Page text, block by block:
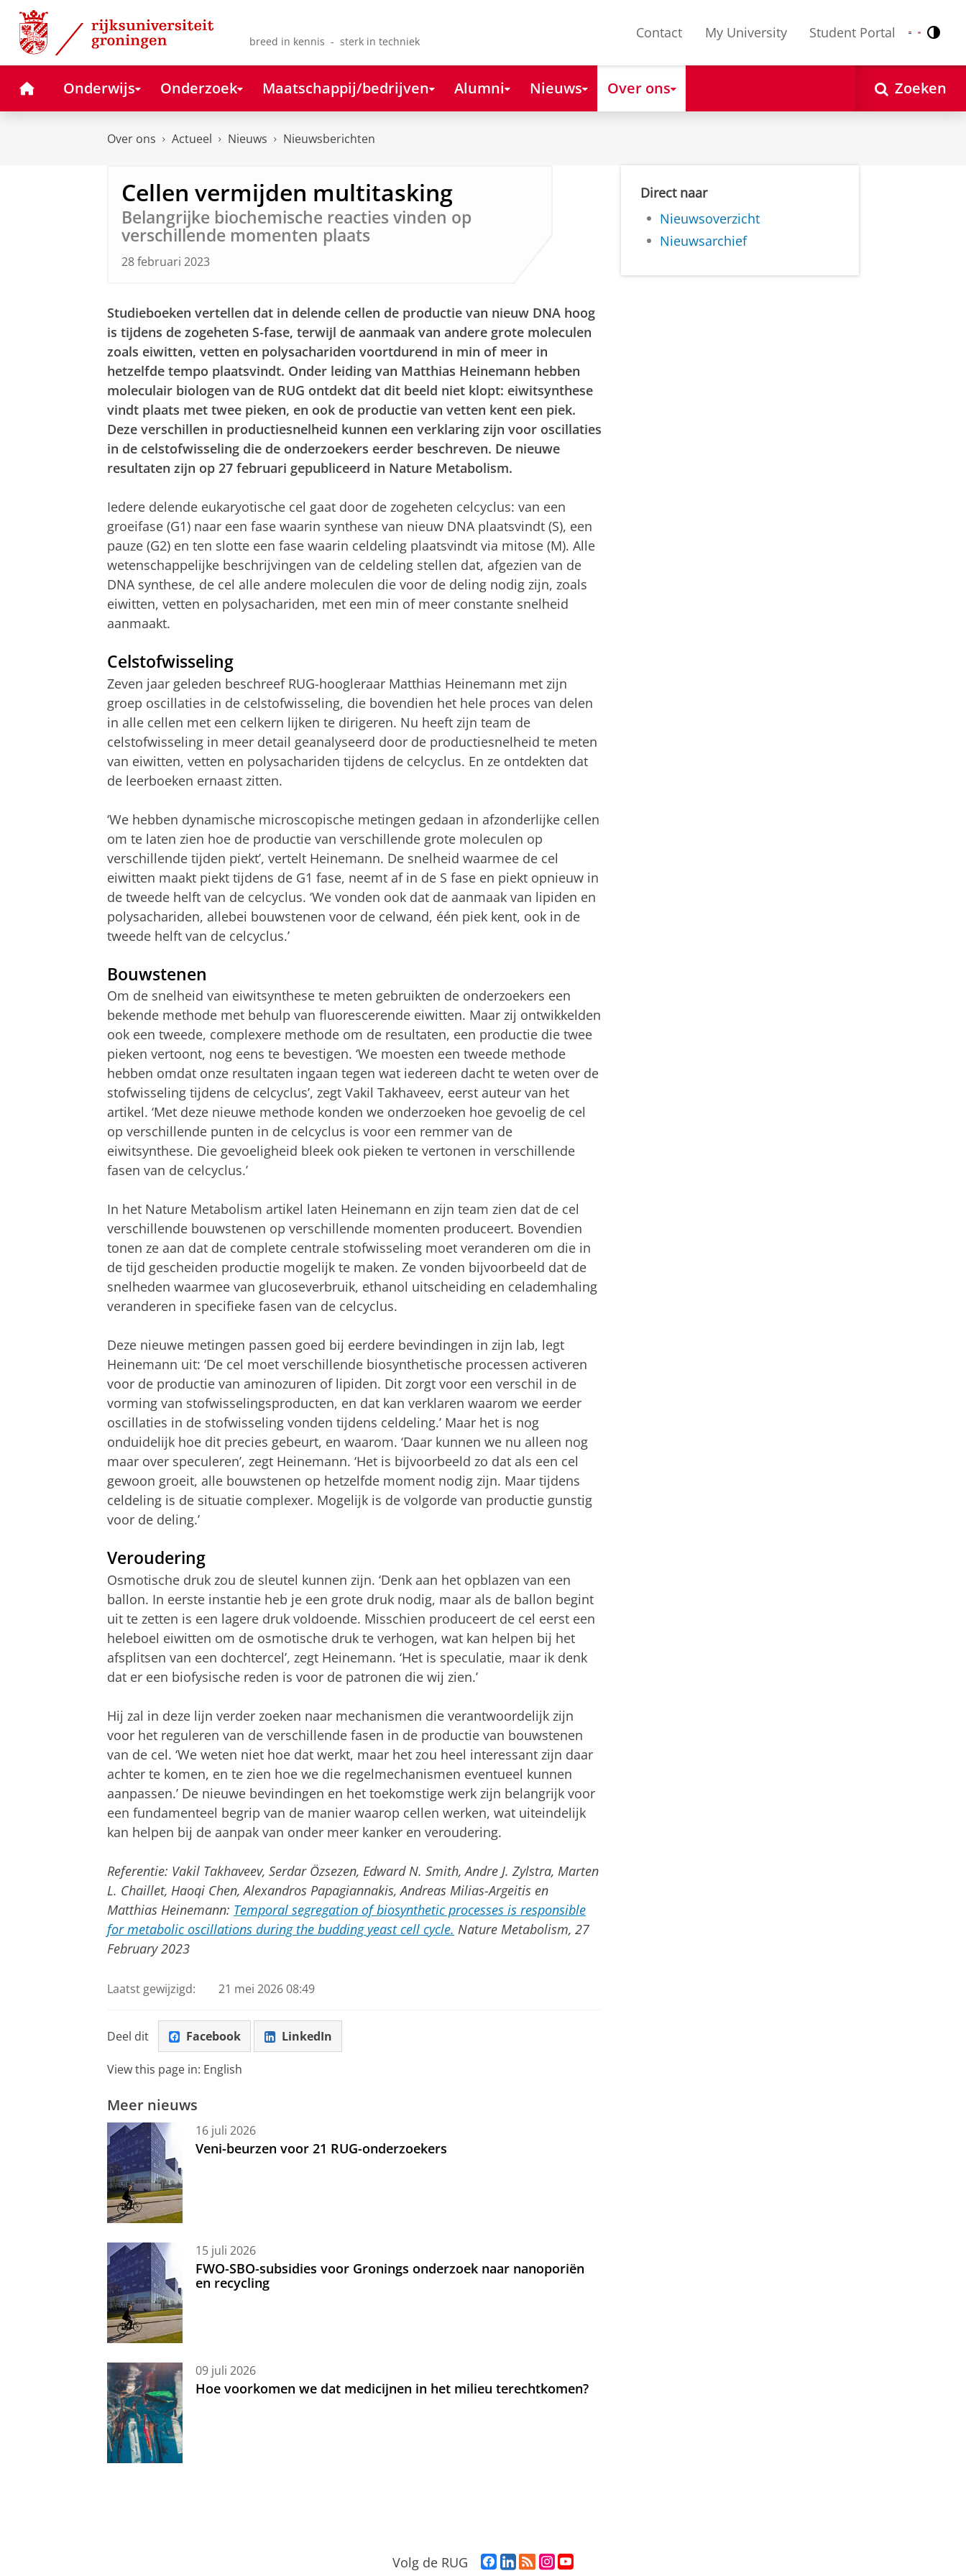
Skip
Content
Skip
Navigation
breed in kennis - sterk in techniek
Contact My University Student Portal Nederlands
English
HomeOnderwijs Onderzoek Maatschappij/bedrijven Alumni Nieuws Over ons Zoeken
Over ons Actueel Nieuws Nieuwsberichten
Cellen vermijden multitasking
Belangrijke biochemische reacties vinden op
verschillende momenten plaats
28 februari 2023
Studieboeken vertellen dat in delende cellen de productie van nieuw DNA hoog
is tijdens de zogeheten S-fase, terwijl de aanmaak van andere grote moleculen
zoals eiwitten, vetten en polysachariden voortdurend in min of meer in
hetzelfde tempo plaatsvindt. Onder leiding van Matthias Heinemann hebben
moleculair biologen van de RUG ontdekt dat dit beeld niet klopt: eiwitsynthese
vindt plaats met twee pieken, en ook de productie van vetten kent een piek.
Deze verschillen in productiesnelheid kunnen een verklaring zijn voor oscillaties
in de celstofwisseling die de onderzoekers eerder beschreven. De nieuwe
resultaten zijn op 27 februari gepubliceerd in Nature Metabolism.
Iedere delende eukaryotische cel gaat door de zogeheten celcyclus: van een
groeifase (G1) naar een fase waarin synthese van nieuw DNA plaatsvindt (S), een
pauze (G2) en ten slotte een fase waarin celdeling plaatsvindt via mitose (M). Alle
wetenschappelijke beschrijvingen van de celdeling stellen dat, afgezien van de
DNA synthese, de cel alle andere moleculen die voor de deling nodig zijn, zoals
eiwitten, vetten en polysachariden, met een min of meer constante snelheid
aanmaakt.
Celstofwisseling
Zeven jaar geleden beschreef RUG-hoogleraar Matthias Heinemann met zijn
groep oscillaties in de celstofwisseling, die bovendien het hele proces van delen
in alle cellen met een celkern lijken te dirigeren. Nu heeft zijn team de
celstofwisseling in meer detail geanalyseerd door de productiesnelheid te meten
van eiwitten, vetten en polysachariden tijdens de celcyclus. En ze ontdekten dat
de leerboeken ernaast zitten.
‘We hebben dynamische microscopische metingen gedaan in afzonderlijke cellen
om te laten zien hoe de productie van verschillende grote moleculen op
verschillende tijden piekt’, vertelt Heinemann. De snelheid waarmee de cel
eiwitten maakt piekt tijdens de G1 fase, neemt af in de S fase en piekt opnieuw in
de tweede helft van de celcyclus. ‘We vonden ook dat de aanmaak van lipiden en
polysachariden, allebei bouwstenen voor de celwand, één piek kent, ook in de
tweede helft van de celcyclus.’
Bouwstenen
Om de snelheid van eiwitsynthese te meten gebruikten de onderzoekers een
bekende methode met behulp van fluorescerende eiwitten. Maar zij ontwikkelden
ook een tweede, complexere methode om de resultaten, een productie die twee
pieken vertoont, nog eens te bevestigen. ‘We moesten een tweede methode
hebben omdat onze resultaten ingaan tegen wat iedereen dacht te weten over de
stofwisseling tijdens de celcyclus’, zegt Vakil Takhaveev, eerst auteur van het
artikel. ‘Met deze nieuwe methode konden we onderzoeken hoe gevoelig de cel
op verschillende punten in de celcyclus is voor een remmer van de
eiwitsynthese. Die gevoeligheid bleek ook pieken te vertonen in verschillende
fasen van de celcyclus.’
In het Nature Metabolism artikel laten Heinemann en zijn team zien dat de cel
verschillende bouwstenen op verschillende momenten produceert. Bovendien
tonen ze aan dat de complete centrale stofwisseling moet veranderen om die in
de tijd gescheiden productie mogelijk te maken. Ze vonden bijvoorbeeld dat de
snelheden waarmee van glucoseverbruik, ethanol uitscheiding en celademhaling
veranderen in specifieke fasen van de celcyclus.
Deze nieuwe metingen passen goed bij eerdere bevindingen in zijn lab, legt
Heinemann uit: ‘De cel moet verschillende biosynthetische processen activeren
voor de productie van aminozuren of lipiden. Dit zorgt voor een verschil in de
vorming van stofwisselingsproducten, en dat kan verklaren waarom we eerder
oscillaties in de stofwisseling vonden tijdens celdeling.’ Maar het is nog
onduidelijk hoe dit precies gebeurt, en waarom. ‘Daar kunnen we nu alleen nog
maar over speculeren’, zegt Heinemann. ‘Het is bijvoorbeeld zo dat als een cel
gewoon groeit, alle bouwstenen op hetzelfde moment nodig zijn. Maar tijdens
celdeling is de situatie complexer. Mogelijk is de volgorde van productie gunstig
voor de deling.’
Veroudering
Osmotische druk zou de sleutel kunnen zijn. ‘Denk aan het opblazen van een
ballon. In eerste instantie heb je een grote druk nodig, maar als de ballon begint
uit te zetten is een lagere druk voldoende. Misschien produceert de cel eerst een
heleboel eiwitten om de osmotische druk te verhogen, wat kan helpen bij het
afsplitsen van een dochtercel’, zegt Heinemann. ‘Het is speculatie, maar ik denk
dat er een biofysische reden is voor de patronen die wij zien.’
Hij zal in deze lijn verder zoeken naar mechanismen die verantwoordelijk zijn
voor het reguleren van de verschillende fasen in de productie van bouwstenen
van de cel. ‘We weten niet hoe dat werkt, maar het zou heel interessant zijn daar
achter te komen, en te zien hoe we die regelmechanismen eventueel kunnen
aanpassen.’ De nieuwe bevindingen en het toekomstige werk zijn belangrijk voor
een fundamenteel begrip van de manier waarop cellen werken, wat uiteindelijk
kan helpen bij de aanpak van onder meer kanker en veroudering.
Referentie: Vakil Takhaveev, Serdar Özsezen, Edward N. Smith, Andre J. Zylstra, Marten
L. Chaillet, Haoqi Chen, Alexandros Papagiannakis, Andreas Milias-Argeitis en
Matthias Heinemann: Temporal segregation of biosynthetic processes is responsible
for metabolic oscillations during the budding yeast cell cycle. Nature Metabolism, 27
February 2023
Laatst gewijzigd: 21 mei 2026 08:49
Deel dit Facebook LinkedIn
View this page in: English
Meer nieuws
16 juli 2026
Veni-beurzen voor 21 RUG-onderzoekers
15 juli 2026
FWO-SBO-subsidies voor Gronings onderzoek naar nanoporiën
en recycling
09 juli 2026
Hoe voorkomen we dat medicijnen in het milieu terechtkomen?
Direct naar
Nieuwsoverzicht
Nieuwsarchief
Volg de RUG
F
L
R
I